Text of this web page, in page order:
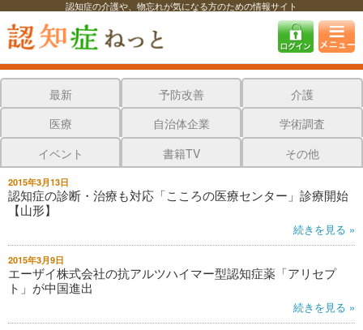
認知症の介護や、物忘れが気になる方のための情報サイト
認知症ねっと 認知症最新ニュース 医療
認知症最新ニュース
最新 予防改善
介護
医療
自治体企業
学術調査
イベント
書籍TV その他
2015年3月13日
認知症の診断・治療も対応「こころの医療センター」診療開始
【山形】
続きを見る »
2015年3月9日
エーザイ株式会社の抗アルツハイマー型認知症薬「アリセプ
ト」が中国進出
続きを見る »